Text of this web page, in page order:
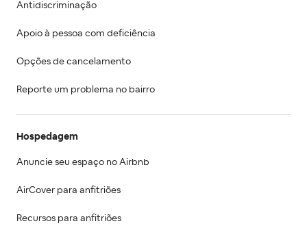
Antidiscriminação
Apoio à pessoa com deficiência
Opções de cancelamento
Reporte um problema no bairro
Hospedagem
Anuncie seu espaço no Airbnb
AirCover para anfitriões
Recursos para anfitriões